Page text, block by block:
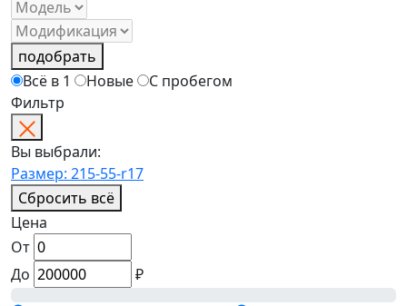
подобрать
Всё в 1
Новые
С пробегом
Фильтр
Вы выбрали:
Размер: 215-55-r17
Сбросить всё
Цена
От
До
₽